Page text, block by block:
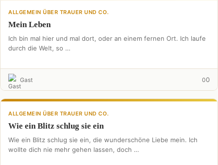
ALLGEMEIN ÜBER TRAUER UND CO.
Mein Leben
Ich bin mal hier und mal dort, oder an einem fernen Ort. Ich laufe
durch die Welt, so …
Gast 00
ALLGEMEIN ÜBER TRAUER UND CO.
Wie ein Blitz schlug sie ein
Wie ein Blitz schlug sie ein, die wunderschöne Liebe mein. Ich
wollte dich nie mehr gehen lassen, doch …